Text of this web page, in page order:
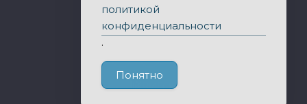
Публичная оферта
Политика конфиденциальности
политикой
конфиденциальности
.
Понятно